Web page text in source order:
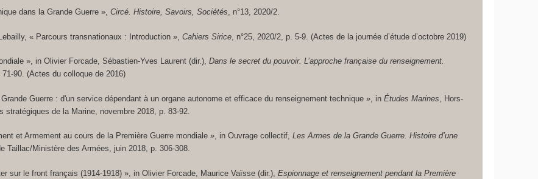
dans la Grande Guerre »,Circé. Histoire, Savoirs, Sociétés, n°13, 2020/2.
« Parcours transnationaux : Introduction »,Cahiers Sirice , n°25, 2020/2, p. 5-9. (Actes de la journée d’étude d’octobre 2019)
», in Olivier Forcade, Sébastien-Yves Laurent (dir.),Dans le secret du pouvoir. L’approche française du renseignement.
90. (Actes du colloque de 2016)
Guerre : d'un service dépendant à un organe autonome et efficace du renseignement technique », inÉtudes Marines , Hors-
de la Marine, novembre 2018, p. 83-92.
et Armement au cours de la Première Guerre mondiale », in Ouvrage collectif,Les Armes de la Grande Guerre. Histoire d’une
Taillac/Ministère des Armées, juin 2018, p. 306-308.
sur le front français (1914-1918) », in Olivier Forcade, Maurice Vaïsse (dir.),Espionnage et renseignement pendant la Première